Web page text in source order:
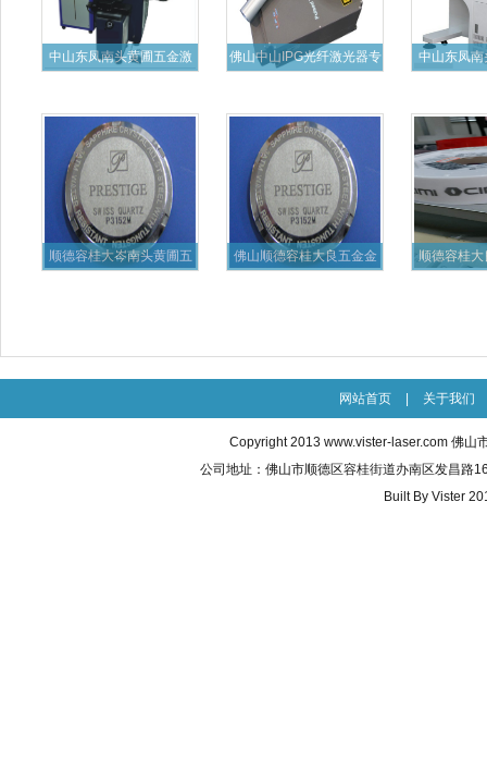
中山东凤南头黄圃五金激
佛山中山IPG光纤激光器专
中山东凤
顺德容桂大岑南头黄圃五
佛山顺德容桂大良五金金
顺德容桂
网站首页 关于我们
Copyright 2013 www.vister-laser.com 佛山
公司地址：佛山市顺德区容桂街道办南区发昌路
Built By Vister